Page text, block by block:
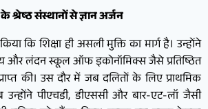
श्रेष्ठ संस्थानों से ज्ञान अर्जन
कि शिक्षा ही असली मुक्ति का मार्ग है। उन्होंने
और लंदन स्कूल ऑफ इकोनॉमिक्स जैसे प्रतिष्ठित
की। उस दौर में जब दलितों के लिए प्राथमिक
उन्होंने पीएचडी, डीएससी और बार-एट-लॉ जैसी